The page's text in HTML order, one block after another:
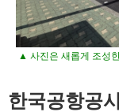
▲ 사진은 새롭게 조성
한국공항공